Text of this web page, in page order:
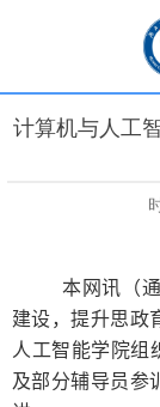
计算机与人工
本网讯（
建设，提升思政
人工智能学院组
及部分辅导员参